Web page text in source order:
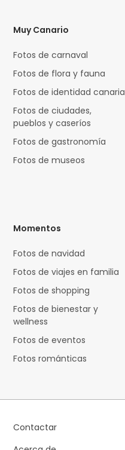
Muy Canario
Fotos de carnaval
Fotos de flora y fauna
Fotos de identidad canaria
Fotos de ciudades,
pueblos y caseríos
Fotos de gastronomía
Fotos de museos
Momentos
Fotos de navidad
Fotos de viajes en familia
Fotos de shopping
Fotos de bienestar y
wellness
Fotos de eventos
Fotos románticas
Contactar